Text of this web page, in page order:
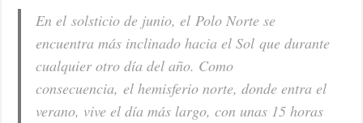
En el solsticio de junio, el Polo Norte se
encuentra más inclinado hacia el Sol que durante
cualquier otro día del año. Como
consecuencia, el hemisferio norte, donde entra el
verano, vive el día más largo, con unas 15 horas